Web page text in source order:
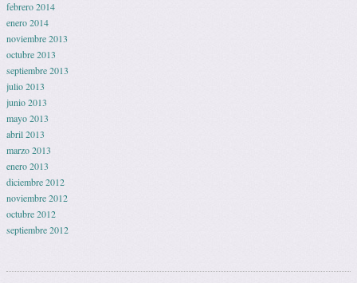
febrero 2014
enero 2014
noviembre 2013
octubre 2013
septiembre 2013
julio 2013
junio 2013
mayo 2013
abril 2013
marzo 2013
enero 2013
diciembre 2012
noviembre 2012
octubre 2012
septiembre 2012